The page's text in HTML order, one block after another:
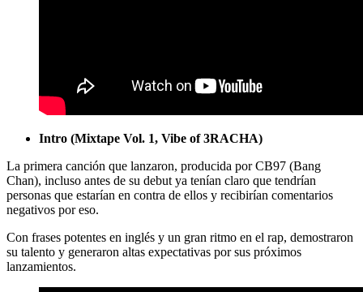
Intro (Mixtape Vol. 1, Vibe of 3RACHA)
La primera canción que lanzaron, producida por CB97 (Bang
Chan), incluso antes de su debut ya tenían claro que tendrían
personas que estarían en contra de ellos y recibirían comentarios
negativos por eso.
Con frases potentes en inglés y un gran ritmo en el rap, demostraron
su talento y generaron altas expectativas por sus próximos
lanzamientos.